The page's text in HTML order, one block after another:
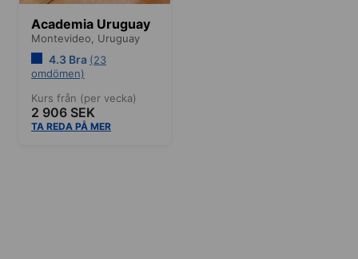
Academia Uruguay
Montevideo, Uruguay
4.3 Bra (23
omdömen)
Kurs från (per vecka)
2 906 SEK
TA REDA PÅ MER